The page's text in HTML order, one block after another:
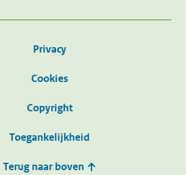
Privacy
Cookies
Copyright
Toegankelijkheid
Terug naar boven